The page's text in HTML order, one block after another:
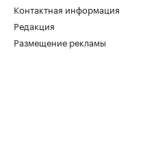
Контактная информация
Редакция
Размещение рекламы